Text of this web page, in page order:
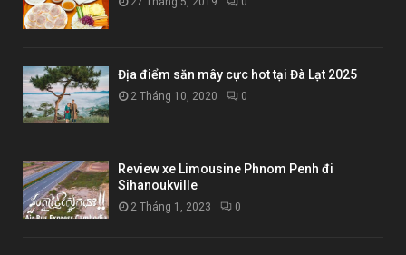
Địa điểm săn mây cực hot tại Đà Lạt 2025
2 Tháng 10, 2020 0
Review xe Limousine Phnom Penh đi
Sihanoukville
2 Tháng 1, 2023 0